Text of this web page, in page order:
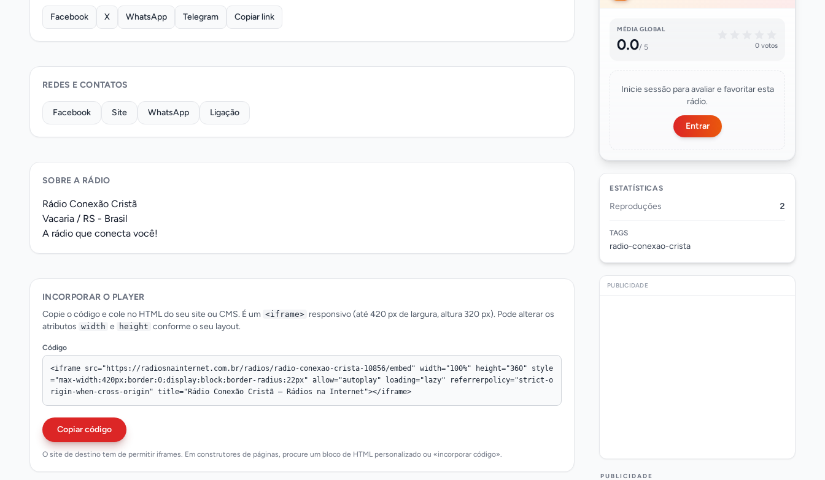
Facebook X WhatsApp Telegram Copiar link
REDES E CONTATOS
Facebook Site WhatsApp Ligação
SOBRE A RÁDIO
Rádio Conexão Cristã
Vacaria / RS - Brasil
A rádio que conecta você!
INCORPORAR O PLAYER
Copie o código e cole no HTML do seu site ou CMS. É um <iframe> responsivo (até 420 px de largura, altura 320 px). Pode alterar os
atributos width e height conforme o seu layout.
Código
Copiar código
O site de destino tem de permitir iframes. Em construtores de páginas, procure um bloco de HTML personalizado ou «incorporar código».
MÉDIA GLOBAL
0.0/ 5 0 votos
Inicie sessão para avaliar e favoritar esta
rádio.
Entrar
ESTATÍSTICAS
Reproduções 2
TAGS
radio-conexao-crista
PUBLICIDADE
PUBLICIDADE